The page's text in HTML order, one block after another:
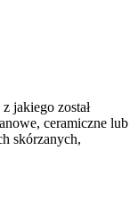
jakiego został
ceramiczne lub
skórzanych,